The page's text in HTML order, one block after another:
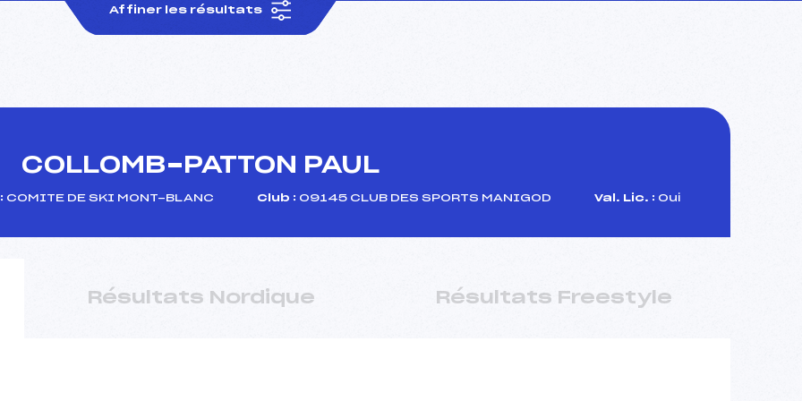
Affiner les résultats
COLLOMB-PATTON PAUL
COMITE DE SKI MONT-BLANC Club : 09145 CLUB DES SPORTS MANIGOD Val. Lic. : Oui
Résultats Nordique Résultats Freestyle